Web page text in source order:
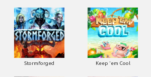
Stormforged Keep 'em Cool